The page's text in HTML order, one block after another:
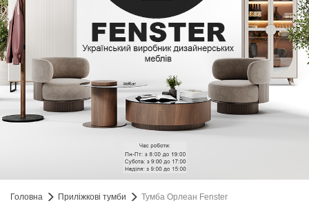
Головна Приліжкові тумби Тумба Орлеан Fenster